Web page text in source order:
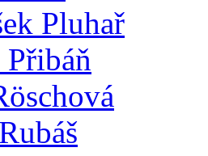
Pluhař